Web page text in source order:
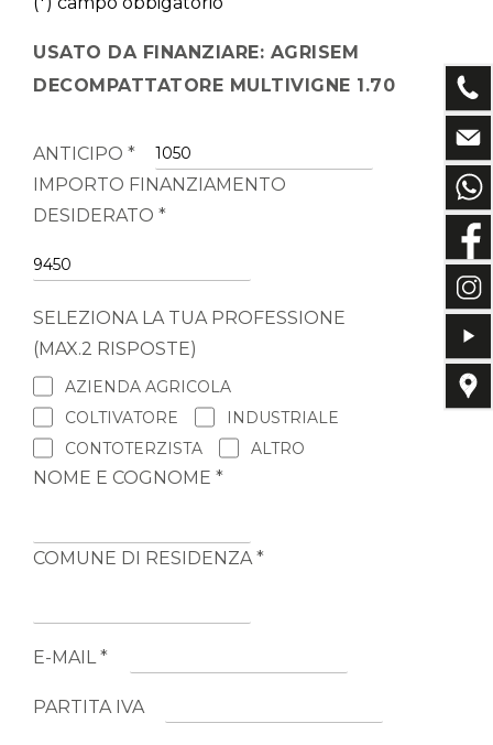
USATO DA FINANZIARE: AGRISEM
DECOMPATTATORE MULTIVIGNE 1.70
ANTICIPO *
IMPORTO FINANZIAMENTO
DESIDERATO *
SELEZIONA LA TUA PROFESSIONE
(MAX.2 RISPOSTE)
AZIENDA AGRICOLA
COLTIVATORE
INDUSTRIALE
CONTOTERZISTA
ALTRO
NOME E COGNOME *
COMUNE DI RESIDENZA *
E-MAIL *
PARTITA IVA